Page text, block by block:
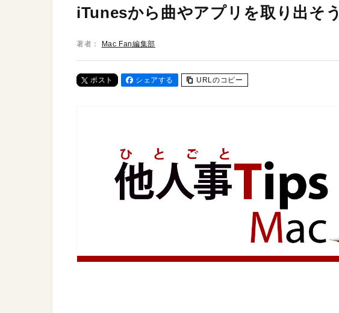
iTunesから曲やアプリを取り出そう
著者： Mac Fan編集部
ポスト シェアする URLのコピー